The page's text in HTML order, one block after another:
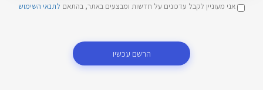
אני מעוניין לקבל עדכונים על חדשות ומבצעים באתר, בהתאם לתנאי השימוש
הרשם עכשיו